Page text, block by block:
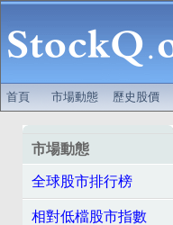
首頁 市場動態 歷史股價
市場動態
全球股市排行榜
相對低檔股市指數